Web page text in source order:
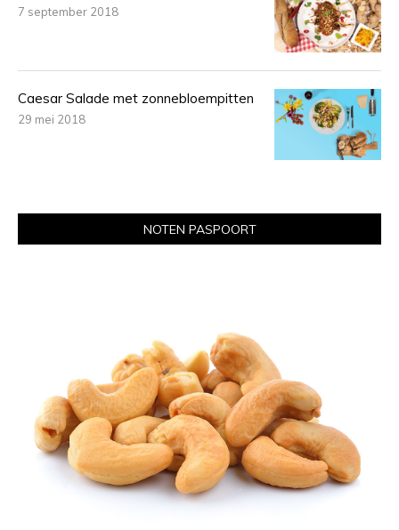
7 september 2018
Caesar Salade met zonnebloempitten
29 mei 2018
NOTEN PASPOORT